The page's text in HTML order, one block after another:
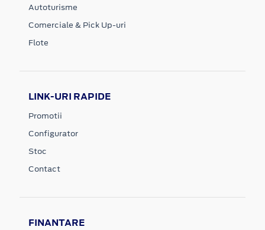
Autoturisme
Comerciale & Pick Up-uri
Flote
LINK-URI RAPIDE
Promotii
Configurator
Stoc
Contact
FINANTARE